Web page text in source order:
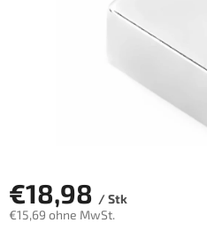
€18,98 / Stk
€15,69 ohne MwSt.